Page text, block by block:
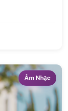
Âm Nhạc